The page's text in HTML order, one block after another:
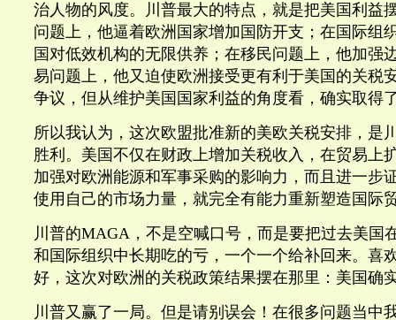
治人物的风度。川普最大的特点，就是把美国利益
问题上，他逼着欧洲国家增加国防开支；在国际组
国对低效机构的无限供养；在移民问题上，他加强
易问题上，他又迫使欧洲接受更有利于美国的关税
争议，但从维护美国国家利益的角度看，确实取得
所以我认为，这次欧盟批准新的美欧关税安排，是
胜利。美国不仅在财政上增加关税收入，在贸易上
加强对欧洲能源和军事采购的影响力，而且进一步
使用自己的市场力量，就完全有能力重新塑造国际
川普的MAGA，不是空喊口号，而是要把过去美国
和国际组织中长期吃的亏，一个一个给补回来。喜
好，这次对欧洲的关税政策结果摆在那里：美国确
川普又赢了一局。但是请别误会！在很多问题当中